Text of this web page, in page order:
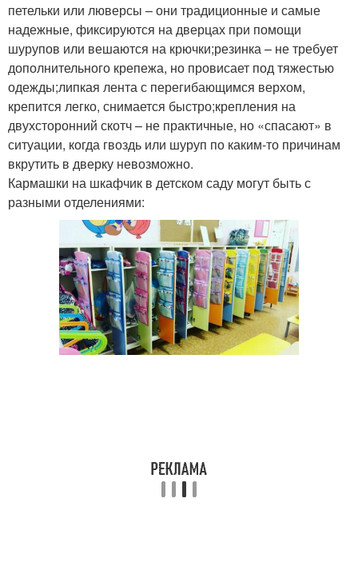
петельки или люверсы – они традиционные и самые
надежные, фиксируются на дверцах при помощи
шурупов или вешаются на крючки;резинка – не требует
дополнительного крепежа, но провисает под тяжестью
одежды;липкая лента с перегибающимся верхом,
крепится легко, снимается быстро;крепления на
двухсторонний скотч – не практичные, но «спасают» в
ситуации, когда гвоздь или шуруп по каким-то причинам
вкрутить в дверку невозможно.
Кармашки на шкафчик в детском саду могут быть с
разными отделениями: